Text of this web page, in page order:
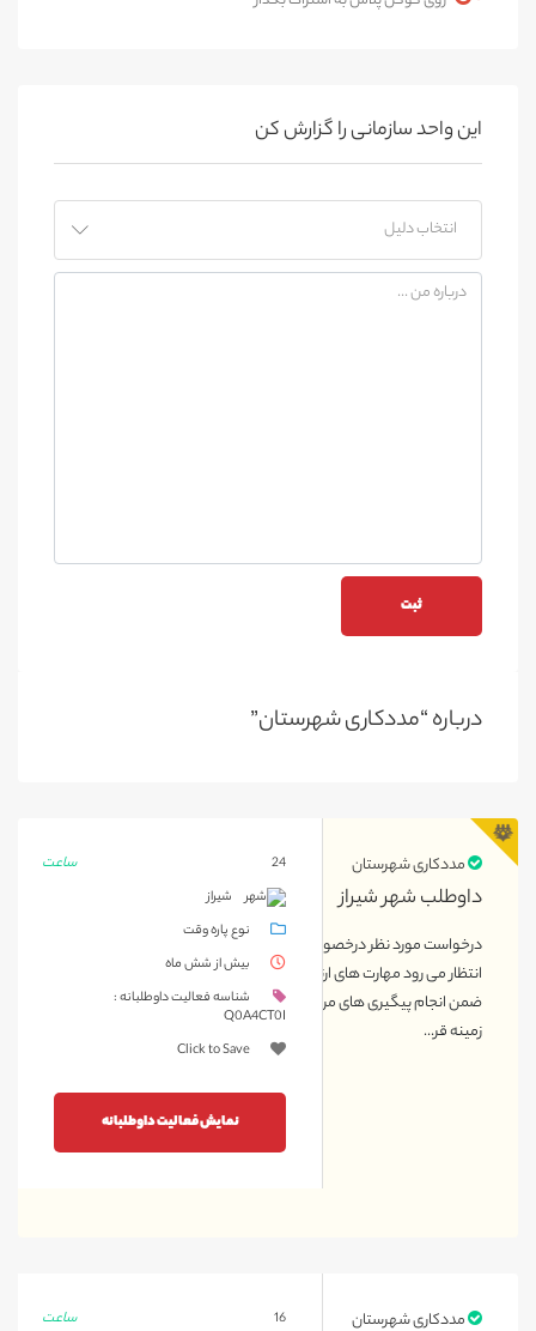
این واحد سازمانی را گزارش کن
درباره “مددکاری شهرستان”
مددکاری شهرستان
داوطلب شهر شیراز
درخواست مورد نظر درخصوص داوطلب شهر شیراز ثبت شده است که
انتظار می رود مهارت های ارتباطی و فنون مذاکره را دارا باشد تا بتواند
ضمن انجام پیگیری های مرتبط با مددکاری به عنوان تیم مذاکره کننده در
زمینه قر...
ساعت
24
شیراز
نوع پاره وقت
بیش از شش ماه
شناسه فعالیت داوطلبانه :
Q0A4CT0I
Click to Save
نمایش فعالیت داوطلبانه
مددکاری شهرستان ساعت 16